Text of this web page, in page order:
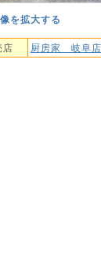
を拡大する
店 厨房家 岐阜店